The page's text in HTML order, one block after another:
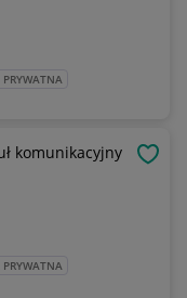
PRYWATNA
komunikacyjny
PRYWATNA